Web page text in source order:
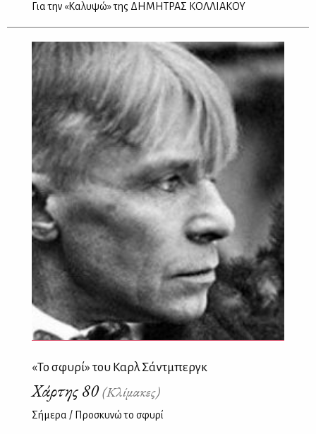
Για την «Καλυψώ» της ΔΗΜΗΤΡΑΣ ΚΟΛΛΙΑΚΟΥ
«Το σφυρί» του Καρλ Σάντμπεργκ
Χάρτης 80(Κλίμακες)
Σήμερα / Προσκυνώ το σφυρί